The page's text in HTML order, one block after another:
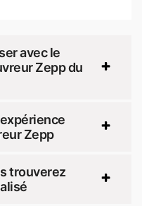
avec le
Zepp du
Zepp
trouverez